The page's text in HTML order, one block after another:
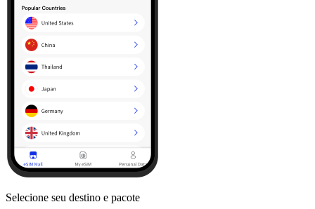
Selecione seu destino e pacote